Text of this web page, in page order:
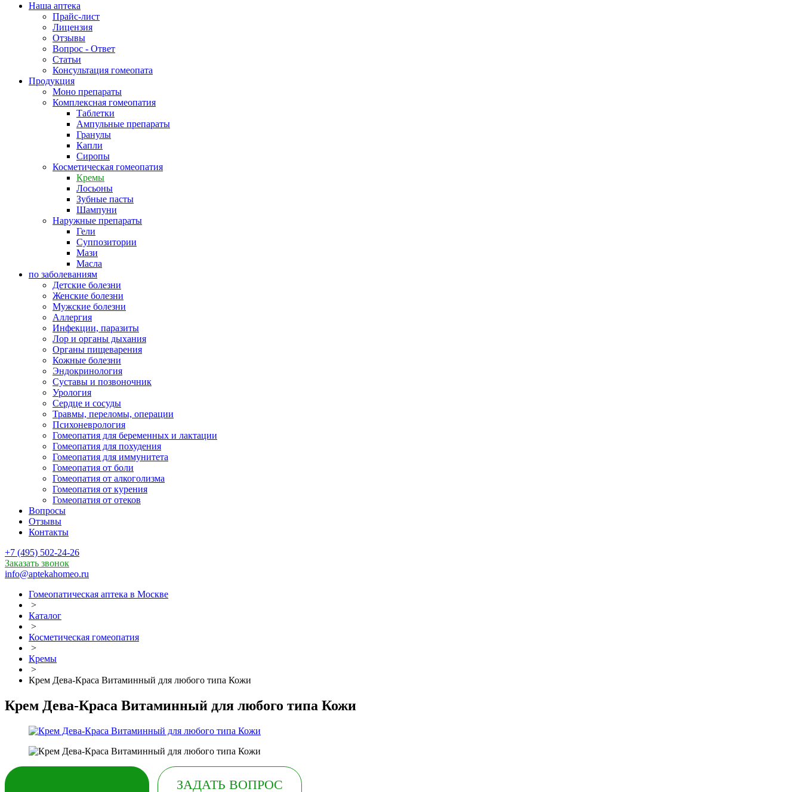
Наша аптека
Прайс-лист
Лицензия
Отзывы
Вопрос - Ответ
Статьи
Консультация гомеопата
Продукция
Моно препараты
Комплексная гомеопатия
Таблетки
Ампульные препараты
Гранулы
Капли
Сиропы
Косметическая гомеопатия
Кремы
Лосьоны
Зубные пасты
Шампуни
Наружные препараты
Гели
Суппозитории
Мази
Масла
по заболеваниям
Детские болезни
Женские болезни
Мужские болезни
Аллергия
Инфекции, паразиты
Лор и органы дыхания
Органы пищеварения
Кожные болезни
Эндокринология
Суставы и позвоночник
Урология
Сердце и сосуды
Травмы, переломы, операции
Психоневрология
Гомеопатия для беременных и лактации
Гомеопатия для похудения
Гомеопатия для иммунитета
Гомеопатия от боли
Гомеопатия от алкоголизма
Гомеопатия от курения
Гомеопатия от отеков
Вопросы
Отзывы
Контакты
+7 (495) 502-24-26
Заказать звонок
info@aptekahomeo.ru
Гомеопатическая аптека в Москве
>
Каталог
>
Косметическая гомеопатия
>
Кремы
>
Крем Дева-Краса Витаминный для любого типа Кожи
Крем Дева-Краса Витаминный для любого типа Кожи
ЗАДАТЬ ВОПРОС